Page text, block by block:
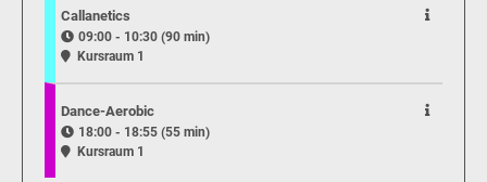
Callanetics
09:00 - 10:30 (90 min)
Kursraum 1
Dance-Aerobic
18:00 - 18:55 (55 min)
Kursraum 1